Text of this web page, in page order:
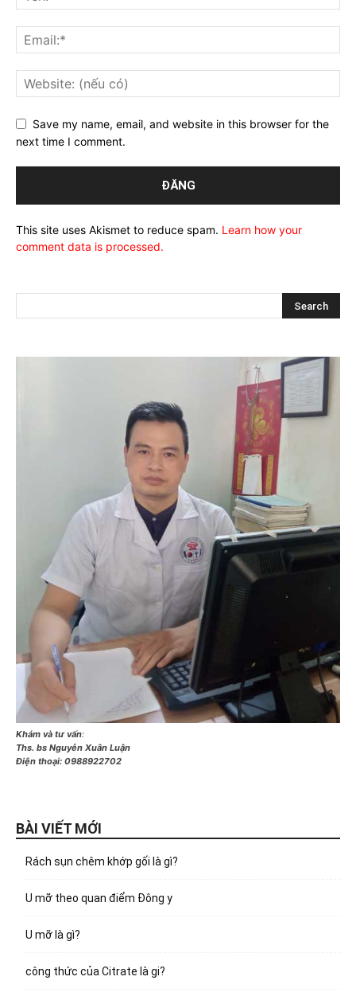
Save my name, email, and website in this browser for the
next time I comment.
This site uses Akismet to reduce spam. Learn how your
comment data is processed.
Khám và tư vấn:
Ths. bs Nguyễn Xuân Luận
Điện thoại: 0988922702
BÀI VIẾT MỚI
Rách sụn chêm khớp gối là gì?
U mỡ theo quan điểm Đông y
U mỡ là gì?
công thức của Citrate là gi?